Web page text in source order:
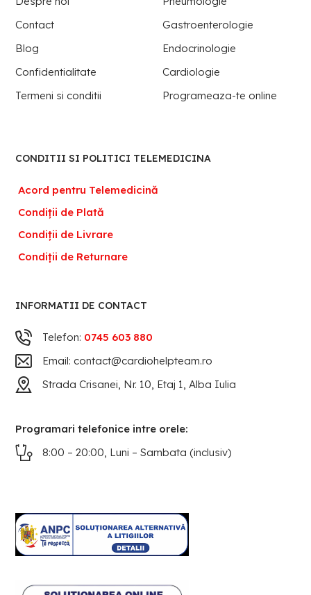
Contact
Gastroenterologie
Blog
Endocrinologie
Confidentialitate
Cardiologie
Termeni si conditii
Programeaza-te online
CONDITII SI POLITICI TELEMEDICINA
Acord pentru Telemedicină
Condiții de Plată
Condiții de Livrare
Condiții de Returnare
INFORMATII DE CONTACT
Telefon: 0745 603 880
Email: contact@cardiohelpteam.ro
Strada Crisanei, Nr. 10, Etaj 1, Alba Iulia
Programari telefonice intre orele:
8:00 – 20:00, Luni – Sambata (inclusiv)